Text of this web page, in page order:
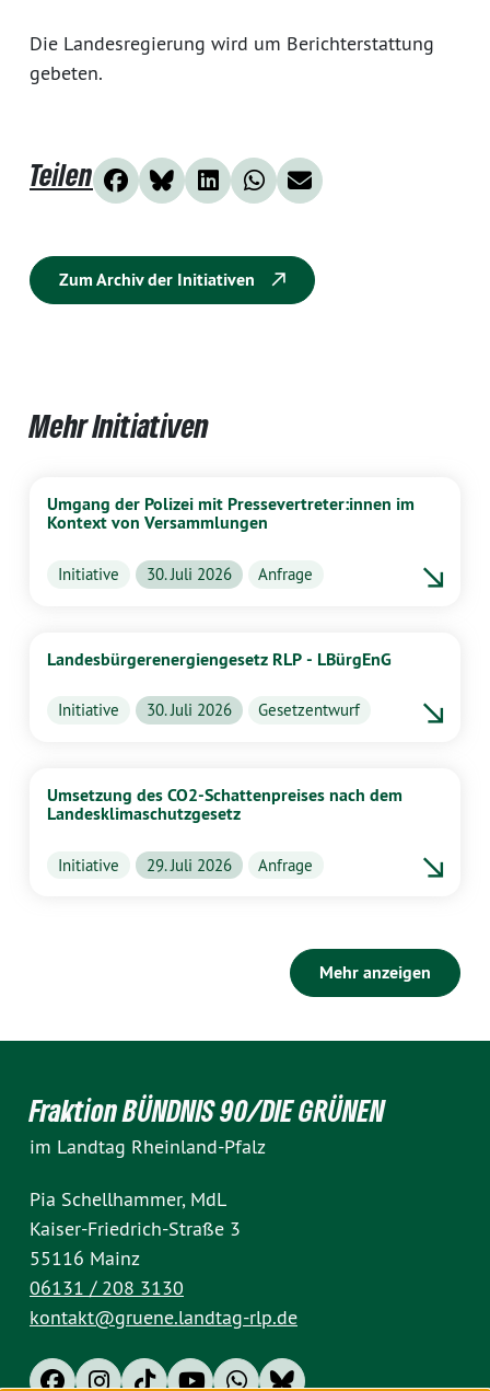
Die Landesregierung wird um Berichterstattung
gebeten.
Teilen
Zum Archiv der Initiativen
Mehr Initiativen
Umgang der Polizei mit Pressevertreter:innen im
Kontext von Versammlungen
Initiative 30. Juli 2026 Anfrage
Landesbürgerenergiengesetz RLP - LBürgEnG
Initiative 30. Juli 2026 Gesetzentwurf
Umsetzung des CO2-Schattenpreises nach dem
Landesklimaschutzgesetz
Initiative 29. Juli 2026 Anfrage
Mehr anzeigen
Fraktion BÜNDNIS 90/DIE GRÜNEN
im Landtag Rheinland-Pfalz
Pia Schellhammer, MdL
Kaiser-Friedrich-Straße 3
55116 Mainz
06131 / 208 3130
kontakt@gruene.landtag-rlp.de